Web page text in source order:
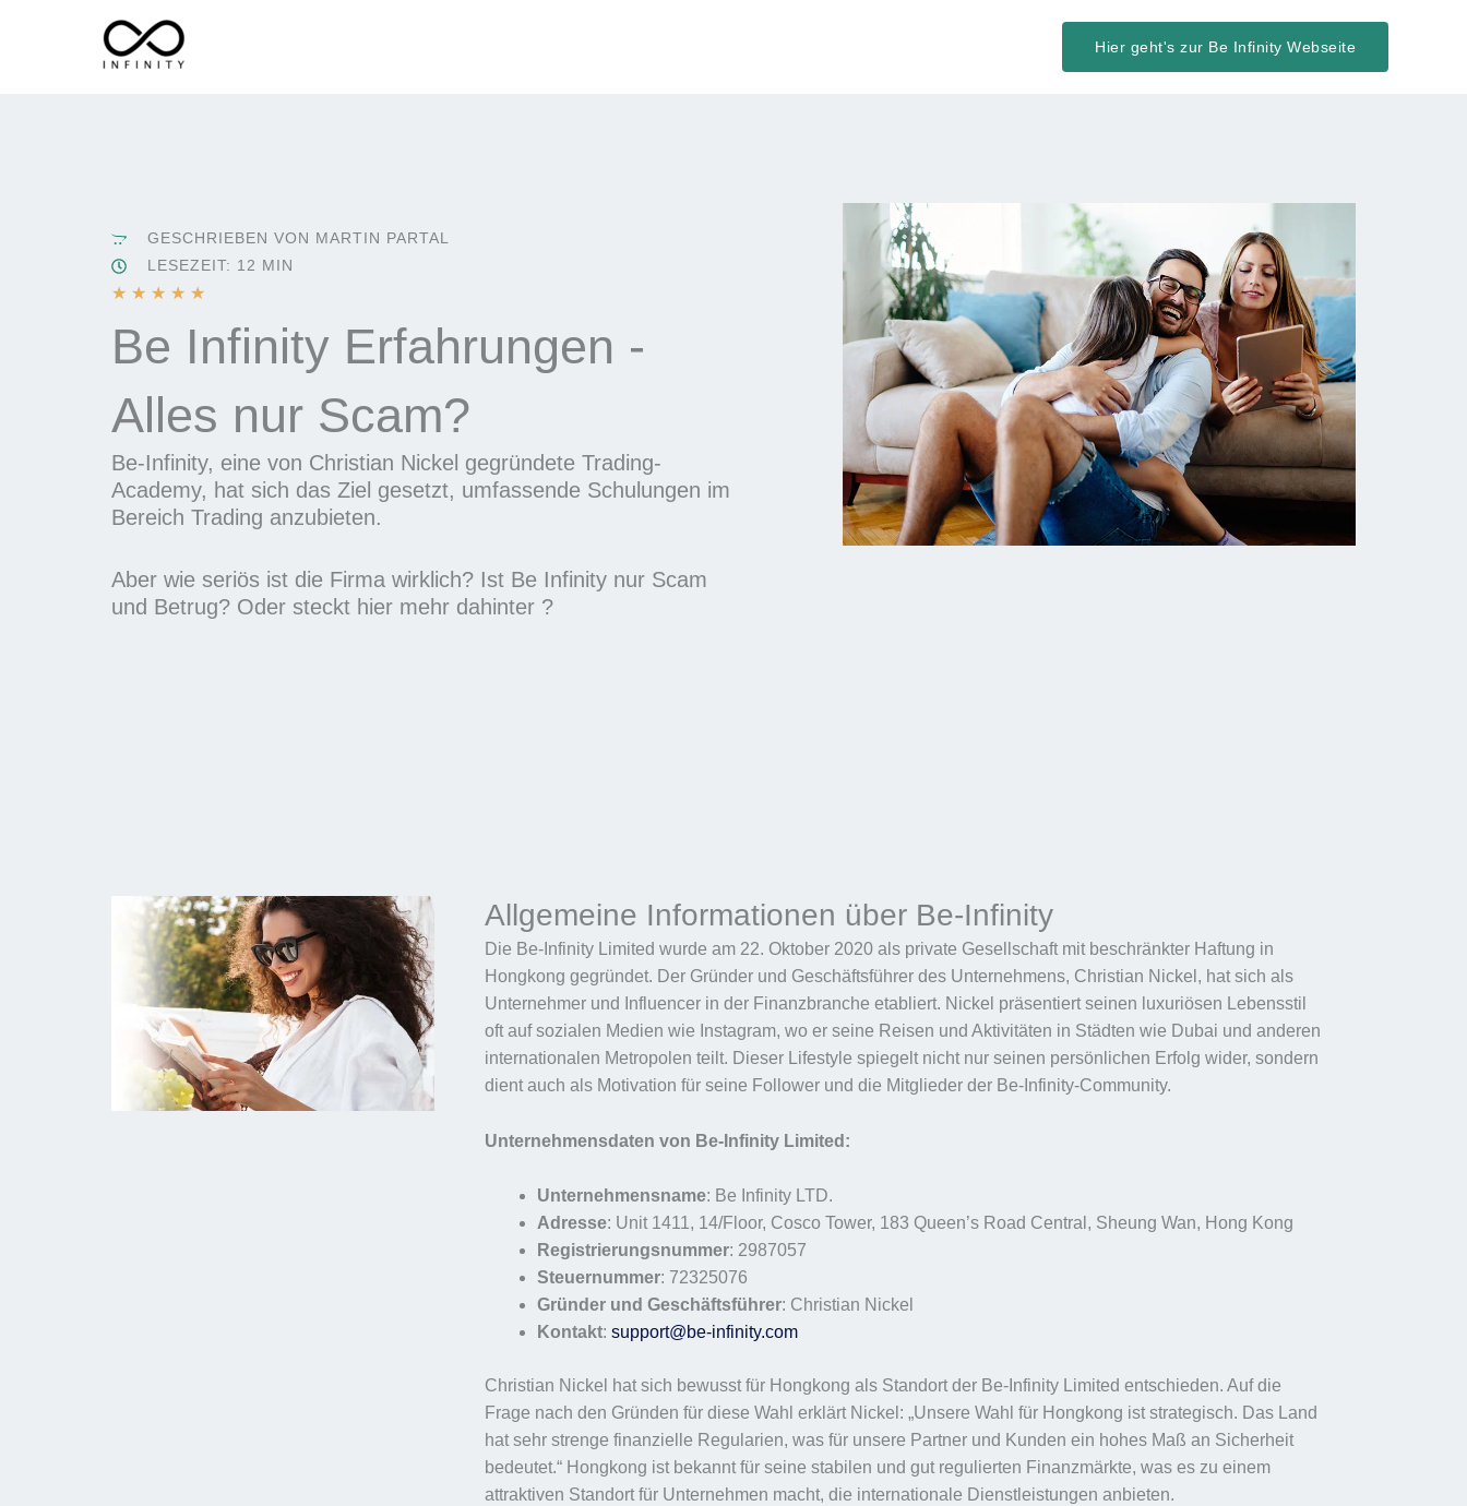
Hier geht's zur Be Infinity Webseite
GESCHRIEBEN VON MARTIN PARTAL
LESEZEIT: 12 MIN
★ ★ ★ ★ ★
w
t
e
m
5
v
Be Infinity Erfahrungen -
Alles nur Scam?
Be-Infinity, eine von Christian Nickel gegründete Trading-
Academy, hat sich das Ziel gesetzt, umfassende Schulungen im
Bereich Trading anzubieten.
Aber wie seriös ist die Firma wirklich? Ist Be Infinity nur Scam
und Betrug? Oder steckt hier mehr dahinter ?
Allgemeine Informationen über Be-Infinity
Die Be-Infinity Limited wurde am 22. Oktober 2020 als private Gesellschaft mit beschränkter Haftung in
Hongkong gegründet. Der Gründer und Geschäftsführer des Unternehmens, Christian Nickel, hat sich als
Unternehmer und Influencer in der Finanzbranche etabliert. Nickel präsentiert seinen luxuriösen Lebensstil
oft auf sozialen Medien wie Instagram, wo er seine Reisen und Aktivitäten in Städten wie Dubai und anderen
internationalen Metropolen teilt. Dieser Lifestyle spiegelt nicht nur seinen persönlichen Erfolg wider, sondern
dient auch als Motivation für seine Follower und die Mitglieder der Be-Infinity-Community.
Unternehmensdaten von Be-Infinity Limited:
Unternehmensname: Be Infinity LTD.
Adresse: Unit 1411, 14/Floor, Cosco Tower, 183 Queen’s Road Central, Sheung Wan, Hong Kong
Registrierungsnummer: 2987057
Steuernummer: 72325076
Gründer und Geschäftsführer: Christian Nickel
Kontakt: support@be-infinity.com
Christian Nickel hat sich bewusst für Hongkong als Standort der Be-Infinity Limited entschieden. Auf die
Frage nach den Gründen für diese Wahl erklärt Nickel: „Unsere Wahl für Hongkong ist strategisch. Das Land
hat sehr strenge finanzielle Regularien, was für unsere Partner und Kunden ein hohes Maß an Sicherheit
bedeutet.“ Hongkong ist bekannt für seine stabilen und gut regulierten Finanzmärkte, was es zu einem
attraktiven Standort für Unternehmen macht, die internationale Dienstleistungen anbieten.